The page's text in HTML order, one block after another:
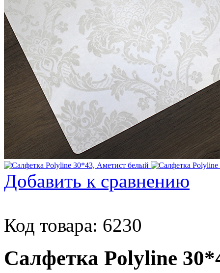
Добавить к сравнению
Код товара: 6230
Салфетка Polyline